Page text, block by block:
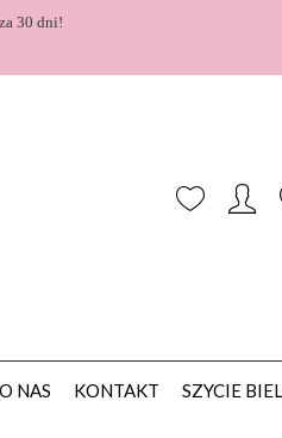
30 dni!
O NAS KONTAKT SZYCIE